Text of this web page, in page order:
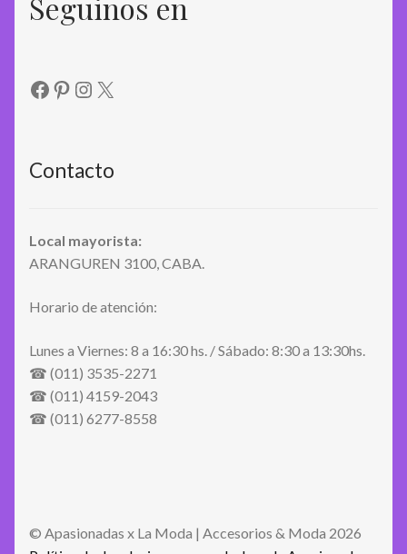
Facebook
Pinterest
Instagram
X
Contacto
Local mayorista:
ARANGUREN 3100, CABA.
Horario de atención:
Lunes a Viernes: 8 a 16:30 hs. / Sábado: 8:30 a 13:30hs.
☎ (011) 3535-2271
☎ (011) 4159-2043
☎ (011) 6277-8558
© Apasionadas x La Moda | Accesorios & Moda 2026